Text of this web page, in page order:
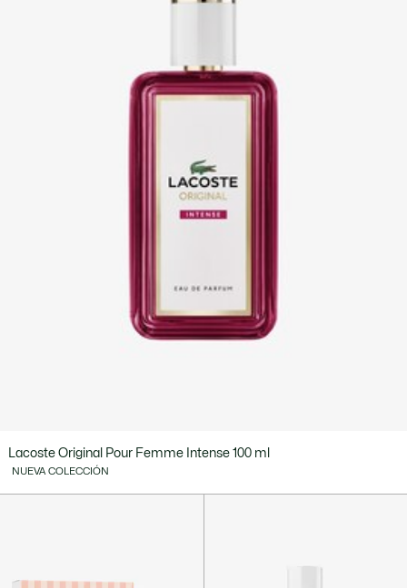
Lacoste Original Pour Femme Intense 100 ml
NUEVA COLECCIÓN